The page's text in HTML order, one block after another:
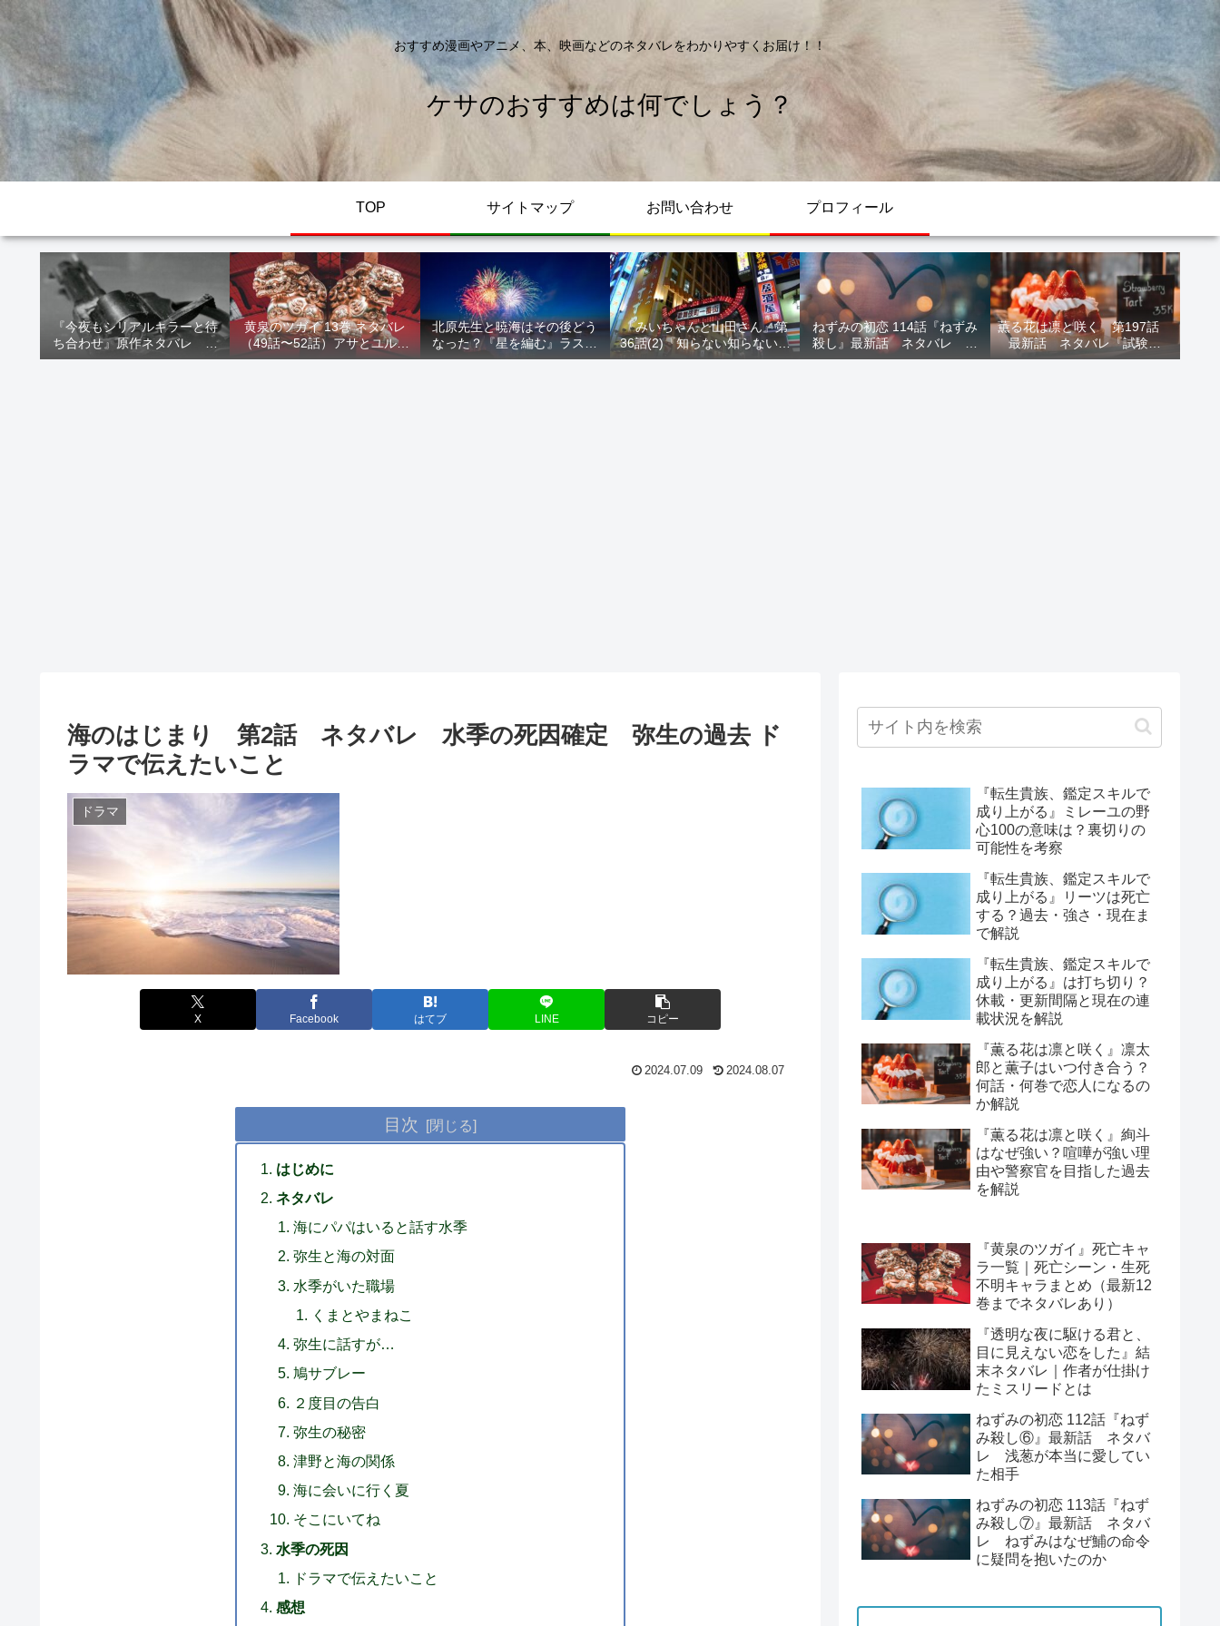
おすすめ漫画やアニメ、本、映画などのネタバレをわかりやすくお届け！！
ケサのおすすめは何でしょう？
TOP サイトマップ お問い合わせ プロフィール
『今夜もシリアルキラーと待
ち合わせ』原作ネタバレ 断
髪オブジェ殺人事件 犯人の
黄泉のツガイ 13巻 ネタバレ
（49話〜52話）アサとユルが
家出！西ノ村の真実とヒカル
北原先生と暁海はその後どう
なった？『星を編む』ラスト
をネタバレ解説
『みいちゃんと山田さん』第
36話(2)『知らない知らない知
らない』最新話 ネタバレ 犯
ねずみの初恋 114話『ねずみ
殺し』最新話 ネタバレ 水
鳥死亡 鯆を殺すか
薫る花は凛と咲く 第197話
最新話 ネタバレ『試験結
果』
海のはじまり 第2話 ネタバレ 水季の死因確定 弥生の過去 ド
ラマで伝えたいこと
ドラマ
X Facebook はてブ LINE コピー
2024.07.09 2024.08.07
目次
はじめに
ネタバレ
海にパパはいると話す水季
弥生と海の対面
水季がいた職場
くまとやまねこ
弥生に話すが…
鳩サブレー
２度目の告白
弥生の秘密
津野と海の関係
海に会いに行く夏
そこにいてね
水季の死因
ドラマで伝えたいこと
感想
『転生貴族、鑑定スキルで
成り上がる』ミレーユの野
心100の意味は？裏切りの
可能性を考察
『転生貴族、鑑定スキルで
成り上がる』リーツは死亡
する？過去・強さ・現在ま
で解説
『転生貴族、鑑定スキルで
成り上がる』は打ち切り？
休載・更新間隔と現在の連
載状況を解説
『薫る花は凛と咲く』凛太
郎と薫子はいつ付き合う？
何話・何巻で恋人になるの
か解説
『薫る花は凛と咲く』絢斗
はなぜ強い？喧嘩が強い理
由や警察官を目指した過去
を解説
『黄泉のツガイ』死亡キャ
ラ一覧｜死亡シーン・生死
不明キャラまとめ（最新12
巻までネタバレあり）
『透明な夜に駆ける君と、
目に見えない恋をした』結
末ネタバレ｜作者が仕掛け
たミスリードとは
ねずみの初恋 112話『ねず
み殺し⑥』最新話 ネタバ
レ 浅葱が本当に愛してい
た相手
ねずみの初恋 113話『ねず
み殺し⑦』最新話 ネタバ
レ ねずみはなぜ鯆の命令
に疑問を抱いたのか